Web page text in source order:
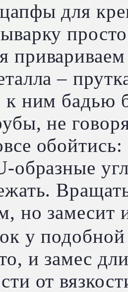
для
–
ним бадью
не
образные
но замесит
у
и замес
от